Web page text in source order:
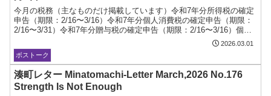
今⽉の税務（主なものだけ掲載しています）令和7年分所得税の確定
申告（期限：2/16〜3/16）令和7年分個⼈消費税の確定申告（期限：
2/16〜3/31）令和7年分贈与税の確定申告（期限：2/16〜3/16）個⼈
2026.03.01
ボストーク
湊町レター Minatomachi-Letter March,2026 No.176
Strength Is Not Enough